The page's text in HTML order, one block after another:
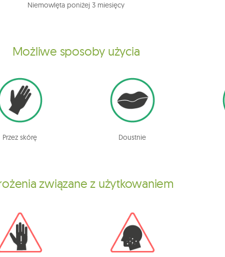
Niemowlęta poniżej 3 miesięcy
Możliwe sposoby użycia
Przez skórę Doustnie
związane z użytkowaniem